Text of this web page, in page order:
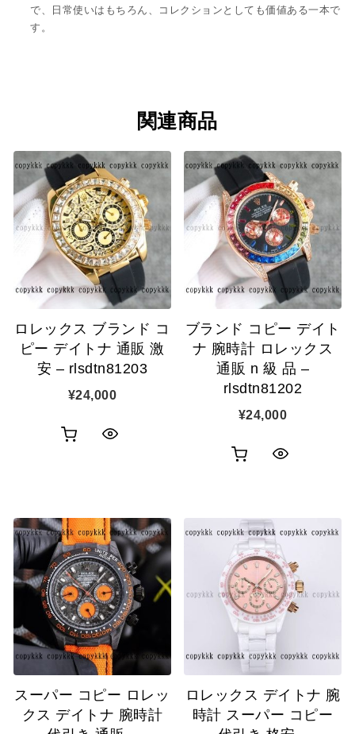
で、日常使いはもちろん、コレクションとしても価値ある一本で
す。
関連商品
ロレックス ブランド コ
ピー デイトナ 通販 激
安 – rlsdtn81203
¥24,000
ブランド コピー デイト
ナ 腕時計 ロレックス
通販 n 級 品 –
rlsdtn81202
¥24,000
スーパー コピー ロレッ
クス デイトナ 腕時計
ロレックス デイトナ 腕
時計 スーパー コピー